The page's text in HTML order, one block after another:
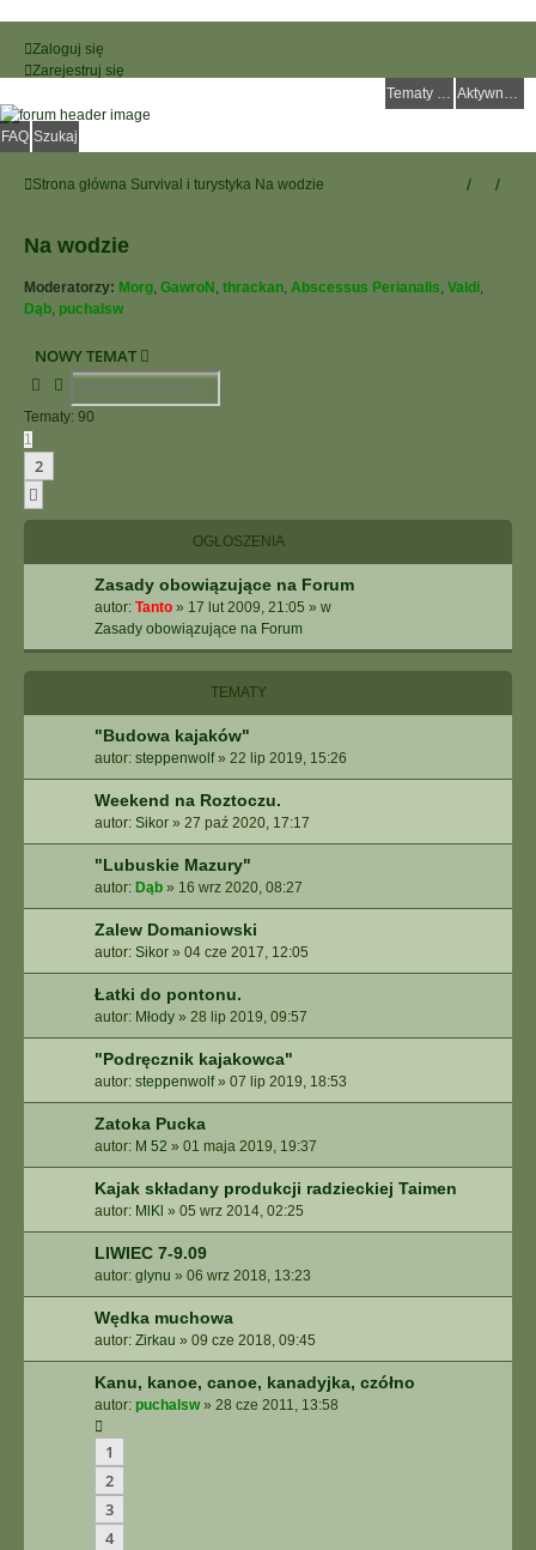
Zaloguj się
Zarejestruj się
Tematy bez odpowiedzi
Aktywne tematy
FAQ Szukaj
Strona główna Survival i turystyka Na wodzie
Na wodzie
Moderatorzy: Morg, GawroN , thrackan, Abscessus Perianalis, Valdi,
Dąb, puchalsw
NOWY TEMAT
SzukajWyszukiwanie Zaawansowane
Tematy: 90
1
2
OGŁOSZENIA
Zasady obowiązujące na Forum
autor: Tanto » 17 lut 2009, 21:05 » w
Zasady obowiązujące na Forum
TEMATY
"Budowa kajaków"
autor: steppenwolf» 22 lip 2019, 15:26
Weekend na Roztoczu.
autor: Sikor » 27 paź 2020, 17:17
"Lubuskie Mazury"
autor: Dąb » 16 wrz 2020, 08:27
Zalew Domaniowski
autor: Sikor » 04 cze 2017, 12:05
Łatki do pontonu.
autor: Młody » 28 lip 2019, 09:57
"Podręcznik kajakowca"
autor: steppenwolf» 07 lip 2019, 18:53
Zatoka Pucka
autor: M 52 » 01 maja 2019, 19:37
Kajak składany produkcji radzieckiej Taimen
autor: MlKl » 05 wrz 2014, 02:25
LIWIEC 7-9.09
autor: glynu » 06 wrz 2018, 13:23
Wędka muchowa
autor: Zirkau » 09 cze 2018, 09:45
Kanu, kanoe, canoe, kanadyjka, czółno
autor: puchalsw» 28 cze 2011, 13:58
1
2
3
4